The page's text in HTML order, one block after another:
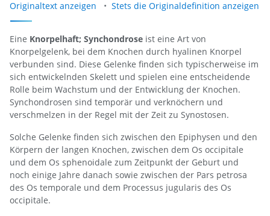
Originaltext anzeigen
Stets die Originaldefinition anzeigen
Eine Knorpelhaft; Synchondrose ist eine Art von
Knorpelgelenk, bei dem Knochen durch hyalinen Knorpel
verbunden sind. Diese Gelenke finden sich typischerweise im
sich entwickelnden Skelett und spielen eine entscheidende
Rolle beim Wachstum und der Entwicklung der Knochen.
Synchondrosen sind temporär und verknöchern und
verschmelzen in der Regel mit der Zeit zu Synostosen.
Solche Gelenke finden sich zwischen den Epiphysen und den
Körpern der langen Knochen, zwischen dem Os occipitale
und dem Os sphenoidale zum Zeitpunkt der Geburt und
noch einige Jahre danach sowie zwischen der Pars petrosa
des Os temporale und dem Processus jugularis des Os
occipitale.